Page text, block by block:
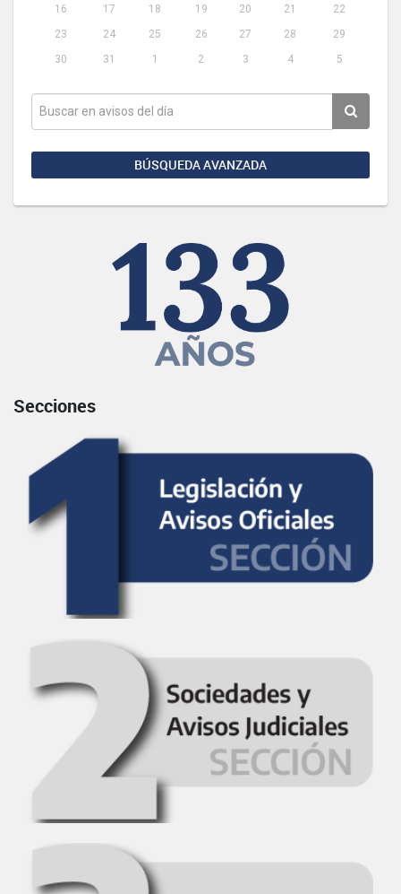
16
17 18 19 20 21
22
23
24 25 26 27 28
29
30
31 1 2 3 4 5
BÚSQUEDA AVANZADA
Secciones